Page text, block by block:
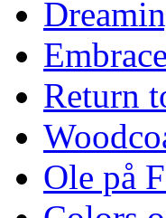
Return
Ole på